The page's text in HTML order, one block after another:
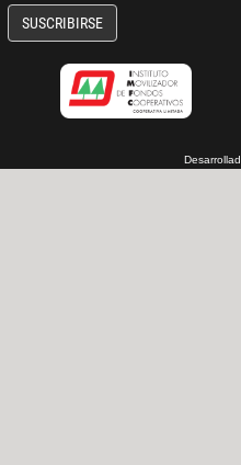
SUSCRIBIRSE